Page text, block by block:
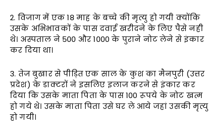
2. विजाग में एक 18 माह के बच्चे की मृत्यु हो गयी क्योंकि
उसके अभिभावकों के पास दवाई खरीदने के लिए पैसे नही
थे। अस्पताल ने 500 और 1000 के पुराने नोट लेने से इंकार
कर दिया था।
3. तेज बुखार से पीड़ित एक साल के कुश का मैनपुरी (उत्तर
प्रदेश) के डाक्टरों ने इसलिए इलाज करने से इंकार कर
दिया कि उसके माता पिता के पास 100 रूपये के नोट खत्म
हो गये थे। उसके माता पिता उसे घर ले आये जहां उसकी मृत्यु
हो गयी।